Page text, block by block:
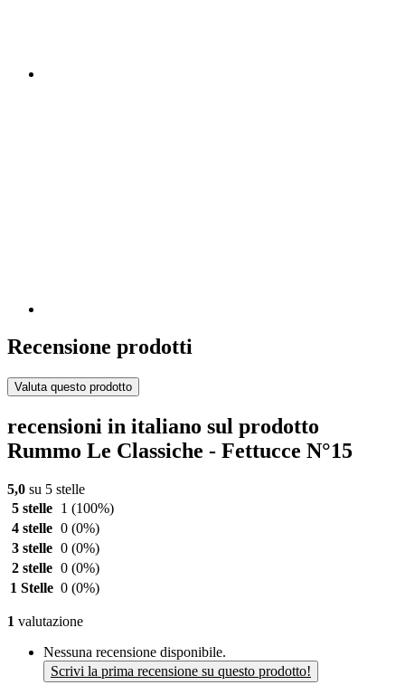
Recensione prodotti
Valuta questo prodotto
recensioni in italiano sul prodotto
Rummo Le Classiche - Fettucce N°15
5,0 su 5 stelle
5 stelle
1 (100%)
4 stelle 0 (0%)
3 stelle 0 (0%)
2 stelle 0 (0%)
1 Stelle 0 (0%)
1 valutazione
Nessuna recensione disponibile.
Scrivi la prima recensione su questo prodotto!